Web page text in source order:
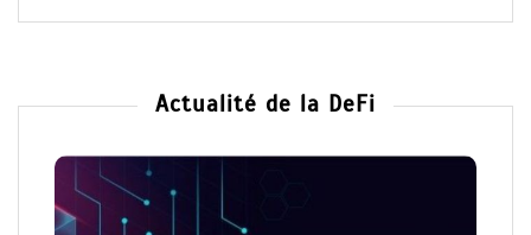
Actualité de la DeFi